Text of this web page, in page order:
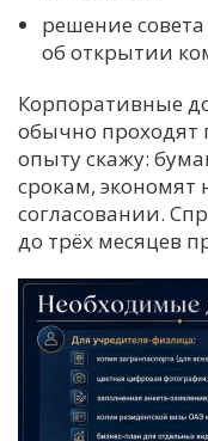
решение
об открытии
Корпоративные
обычно проходят
опыту скажу:
срокам, экономят
согласовании.
до трёх месяцев